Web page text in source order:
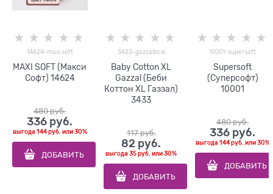
14624-maxi soft
MAXI SOFT (Макси
Софт) 14624
480 руб.
336 руб.
выгода 144 руб. или30%
ДОБАВИТЬ
3433-gazzalbcxl
Baby Cotton XL
Gazzal (Беби
Коттон XL Газзал)
3433
117 руб.
82 руб.
выгода35 руб. или30%
ДОБАВИТЬ
10001-supersoft
Supersoft
(Суперсофт)
10001
480 руб.
336 руб.
выгода 144 руб. или30%
ДОБАВИТЬ